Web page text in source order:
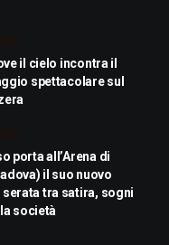
il cielo incontra il
spettacolare sul
porta all’Arena di
il suo nuovo
tra satira, sogni
società